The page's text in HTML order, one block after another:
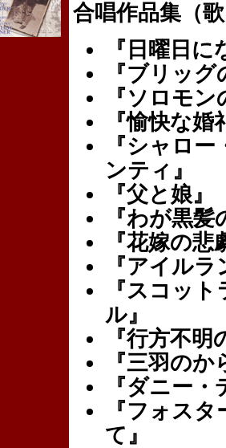
合唱作品集（
『日曜日
『ブリッ
『ソロモ
『愉快な
『シャロ
ンティ』
『父と娘』
『わが黒髪
『花嫁の悲
『アイル
『スコッ
ル』
『行方不
『三羽のか
『ダニー
『フォス
て』